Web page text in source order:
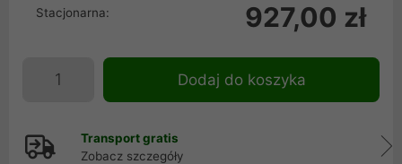
Stacjonarna: 927,00 zł
Dodaj do koszyka
Transport gratis
Zobacz szczegóły